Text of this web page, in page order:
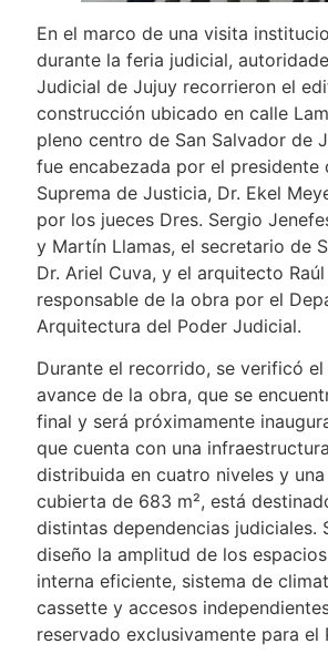
En el marco de una visita
durante la feria judicial,
Judicial de Jujuy recorrieron el
construcción ubicado en calle
pleno centro de San Salvador de
fue encabezada por el presidente
Suprema de Justicia, Dr. Ekel
por los jueces Dres. Sergio
y Martín Llamas, el secretario de
Dr. Ariel Cuva, y el arquitecto
responsable de la obra por el
Arquitectura del Poder Judicial.
Durante el recorrido, se verificó
avance de la obra, que se
final y será próximamente
que cuenta con una
distribuida en cuatro niveles y
cubierta de 683 m², está
distintas dependencias judiciales.
diseño la amplitud de los
interna eficiente, sistema de
cassette y accesos
reservado exclusivamente para el